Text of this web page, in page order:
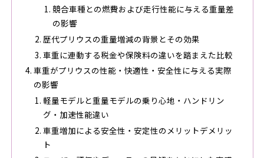
競合車種との燃費および走行性能に与える重量差
の影響
歴代プリウスの重量増減の背景とその効果
車重に連動する税金や保険料の違いを踏まえた比較
車重がプリウスの性能・快適性・安全性に与える実際
の影響
軽量モデルと重量モデルの乗り心地・ハンドリン
グ・加速性能違い
車重増加による安全性・安定性のメリットデメリッ
ト